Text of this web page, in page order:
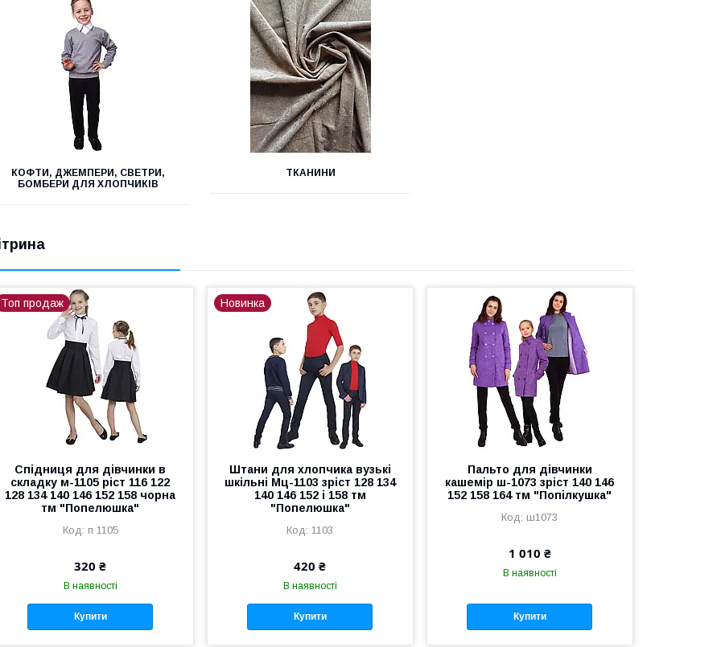
КОФТИ, ДЖЕМПЕРИ, СВЕТРИ,
БОМБЕРИ ДЛЯ ХЛОПЧИКІВ
ТКАНИНИ
Топ продаж
Спідниця для дівчинки в
складку м-1105 ріст 116 122
128 134 140 146 152 158 чорна
тм "Попелюшка"
п 1105
320 ₴
В наявності
Купити
Новинка
Штани для хлопчика вузькі
шкільні Мц-1103 зріст 128 134
140 146 152 і 158 тм
"Попелюшка"
1103
420 ₴
В наявності
Купити
Пальто для дівчинки
кашемір ш-1073 зріст 140 146
152 158 164 тм "Попілкушка"
ш1073
1 010 ₴
В наявності
Купити